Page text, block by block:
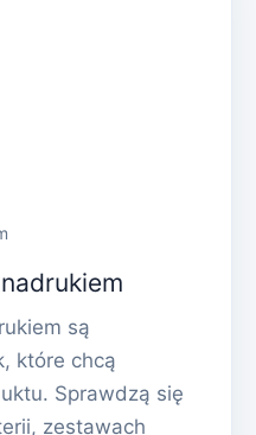
są
które chcą
Sprawdzą się
zestawach